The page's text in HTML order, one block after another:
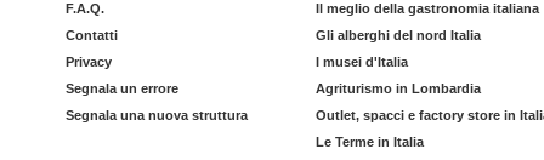
F.A.Q.
Contatti
Privacy
Segnala un errore
Segnala una nuova struttura
Il meglio della gastronomia italiana
Gli alberghi del nord Italia
I musei d'Italia
Agriturismo in Lombardia
Outlet, spacci e factory store in
Le Terme in Italia